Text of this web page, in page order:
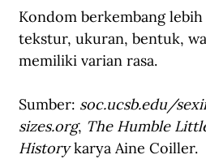
Kondom berkembang
tekstur, ukuran, bentuk,
memiliki varian rasa.
Sumber: soc.ucsb.edu/
sizes.org, The Humble
History karya Aine Coiller.